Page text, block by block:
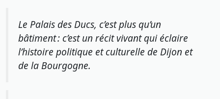
Le Palais des Ducs, c’est plus qu’un
bâtiment : c’est un récit vivant qui éclaire
l’histoire politique et culturelle de Dijon et
de la Bourgogne.